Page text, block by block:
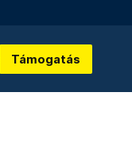
Támogatás